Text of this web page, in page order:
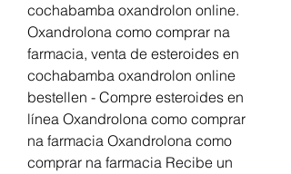
cochabamba oxandrolon online.
Oxandrolona como comprar na
farmacia, venta de esteroides en
cochabamba oxandrolon online
bestellen - Compre esteroides en
línea Oxandrolona como comprar
na farmacia Oxandrolona como
comprar na farmacia Recibe un